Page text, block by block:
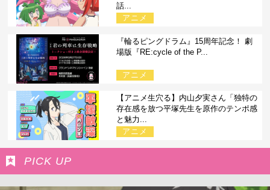
話...
アニメ
『輪るピングドラム』15周年記念！ 劇
場版『RE:cycle of the P...
アニメ
【アニメ生穴る】内山夕実さん「独特の
存在感を放つ平塚先生を原作のテンポ感
と魅力...
アニメ
PICK UP